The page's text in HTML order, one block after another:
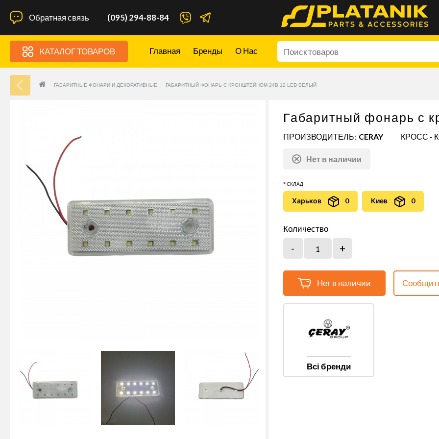
Обратная связь (095) 294-88-84
КАТАЛОГ ТОВАРОВ Главная Бренды О Нас
ГАБАРИТНЫЕ ФОНАРИ И ДЕКОРАТИВНЫЕ ГАБАРИТНЫЙ ФОНАРЬ С КРОНШТЕЙНОМ 24В 12 LED БЕЛЫЙ
Габаритный фонарь с
ПРОИЗВОДИТЕЛЬ: CERAY КРОСС -
Нет в наличии
СКЛАД
Харьков 0 Киев 0
Количество
Нет в наличии
Всі бренди